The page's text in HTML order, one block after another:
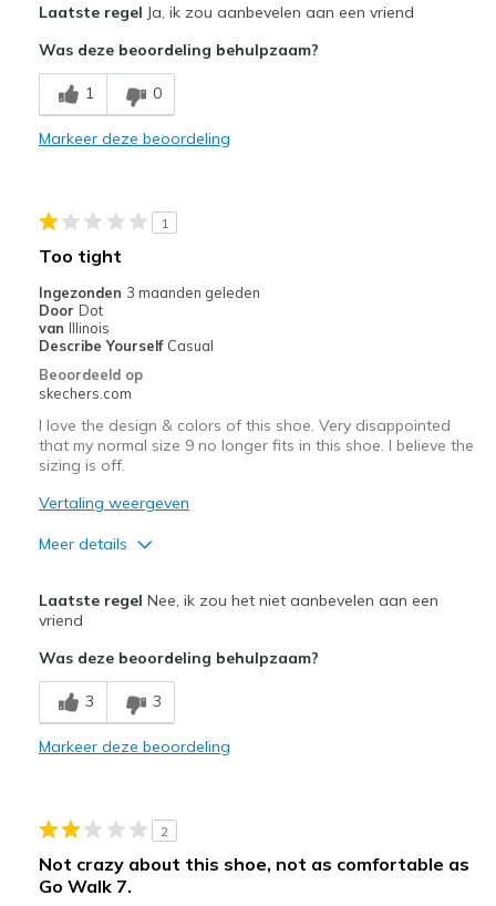
Beste toepassingen
Casual Wear
Going Out
View On Shoes
Shoes are for Wearing
Laatste regel Ja, ik zou aanbevelen aan een vriend
Was deze beoordeling behulpzaam?
1 0
Markeer deze beoordeling
1
Too tight
Ingezonden 3 maanden geleden
Door Dot
van Illinois
Describe Yourself Casual
Beoordeeld op
skechers.com
I love the design & colors of this shoe. Very disappointed
that my normal size 9 no longer fits in this shoe. I believe the
sizing is off.
Vertaling weergeven
Meer details
Stylish
Minpunten
This design is uncomfortably tight all ove.
Beste toepassingen
Width
Feels too narrow
Sizing
Feels half size too small
View On Shoes
Laatste regel Nee, ik zou het niet aanbevelen aan een
vriend
Was deze beoordeling behulpzaam?
3 3
Markeer deze beoordeling
2
Not crazy about this shoe, not as comfortable as
Go Walk 7.